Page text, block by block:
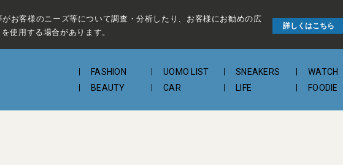
お客様のニーズ等について調査・分析したり、お客様にお勧めの広
使用する場合があります。
詳しくはこちら
FASHION UOMO LIST SNEAKERS WATCH
BEAUTY
CAR LIFE FOODIE